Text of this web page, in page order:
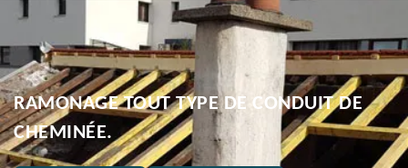
RAMONAGE TOUT TYPE DE CONDUIT DE
CHEMINÉE.